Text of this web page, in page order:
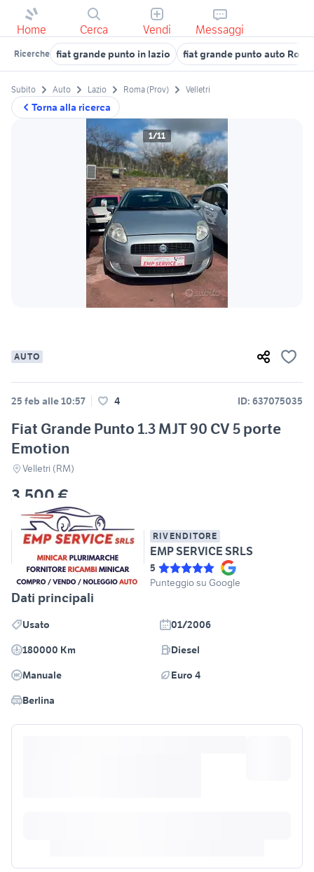
Home Cerca Vendi Messaggi
Ricerche fiat grande punto in lazio fiat grande punto auto
Torna alla ricerca
Subito Auto Lazio Roma (Prov) Velletri
1/11
AUTO
25 feb alle 10:57 4 ID: 637075035
Fiat Grande Punto 1.3 MJT 90 CV 5 porte
Emotion
Velletri (RM)
3.500 €
RIVENDITORE
EMP SERVICE SRLS
5
Punteggio su Google
Dati principali
Usato
01/2006
180000 Km
Diesel
Manuale
Euro 4
Berlina